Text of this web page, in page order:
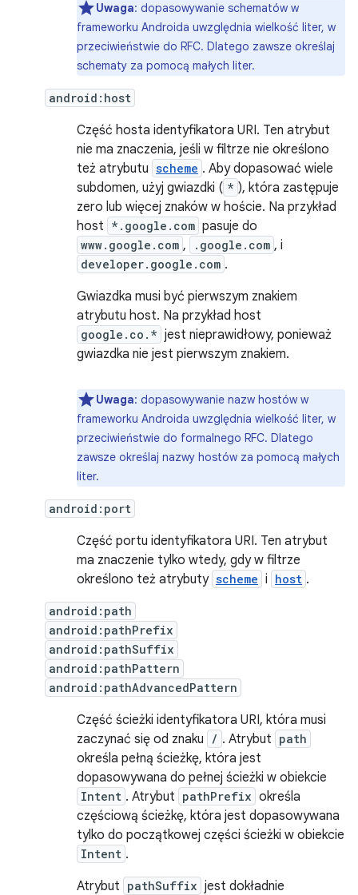
Uwaga: dopasowywanie schematów w
frameworku Androida uwzględnia wielkość liter, w
przeciwieństwie do RFC. Dlatego zawsze określaj
schematy za pomocą małych liter.
android:host
Część hosta identyfikatora URI. Ten atrybut
nie ma znaczenia, jeśli w filtrze nie określono
też atrybutu scheme . Aby dopasować wiele
subdomen, użyj gwiazdki ( * ), która zastępuje
zero lub więcej znaków w hoście. Na przykład
host *.google.com pasuje do
www.google.com , .google.com , i
developer.google.com .
Gwiazdka musi być pierwszym znakiem
atrybutu host. Na przykład host
google.co.* jest nieprawidłowy, ponieważ
gwiazdka nie jest pierwszym znakiem.
Uwaga: dopasowywanie nazw hostów w
frameworku Androida uwzględnia wielkość liter, w
przeciwieństwie do formalnego RFC. Dlatego
zawsze określaj nazwy hostów za pomocą małych
liter.
android:port
Część portu identyfikatora URI. Ten atrybut
ma znaczenie tylko wtedy, gdy w filtrze
określono też atrybuty scheme i host .
android:path
android:pathPrefix
android:pathSuffix
android:pathPattern
android:pathAdvancedPattern
Część ścieżki identyfikatora URI, która musi
zaczynać się od znaku
/ . Atrybut path
określa pełną ścieżkę, która jest
dopasowywana do pełnej ścieżki w obiekcie
Intent . Atrybut pathPrefix określa
częściową ścieżkę, która jest dopasowywana
tylko do początkowej części ścieżki w obiekcie
Intent .
Atrybut pathSuffix jest dokładnie